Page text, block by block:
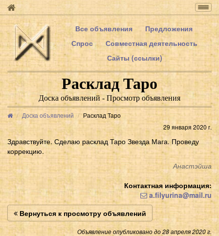
Все объявления
Предложения
Спрос
Совместная деятельность
Сайты (ссылки)
Расклад Таро
Доска объявлений - Просмотр объявления
Доска объявлений
Расклад Таро
29 января 2020 г.
Здравствуйте. Сделаю расклад Таро Звезда Мага. Проведу
коррекцию.
Анастэйша
Контактная информация:
a.filyurina@mail.ru
Вернуться к просмотру объявлений
Объявление опубликовано до 28 апреля 2020 г.